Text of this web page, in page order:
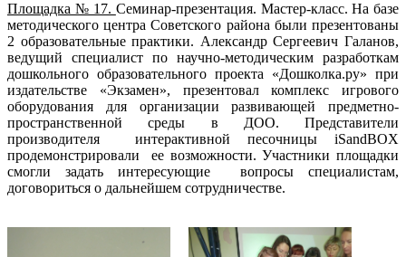
Площадка № 17. Семинар-презентация. Мастер-класс. На базе
методического центра Советского района были презентованы
2 образовательные практики. Александр Сергеевич Галанов,
ведущий специалист по научно-методическим разработкам
дошкольного образовательного проекта «Дошколка.ру» при
издательстве «Экзамен», презентовал комплекс игрового
оборудования для организации развивающей предметно-
пространственной среды в ДОО. Представители
производителя интерактивной песочницы iSandBOX
продемонстрировали ее возможности. Участники площадки
смогли задать интересующие вопросы специалистам,
договориться о дальнейшем сотрудничестве.